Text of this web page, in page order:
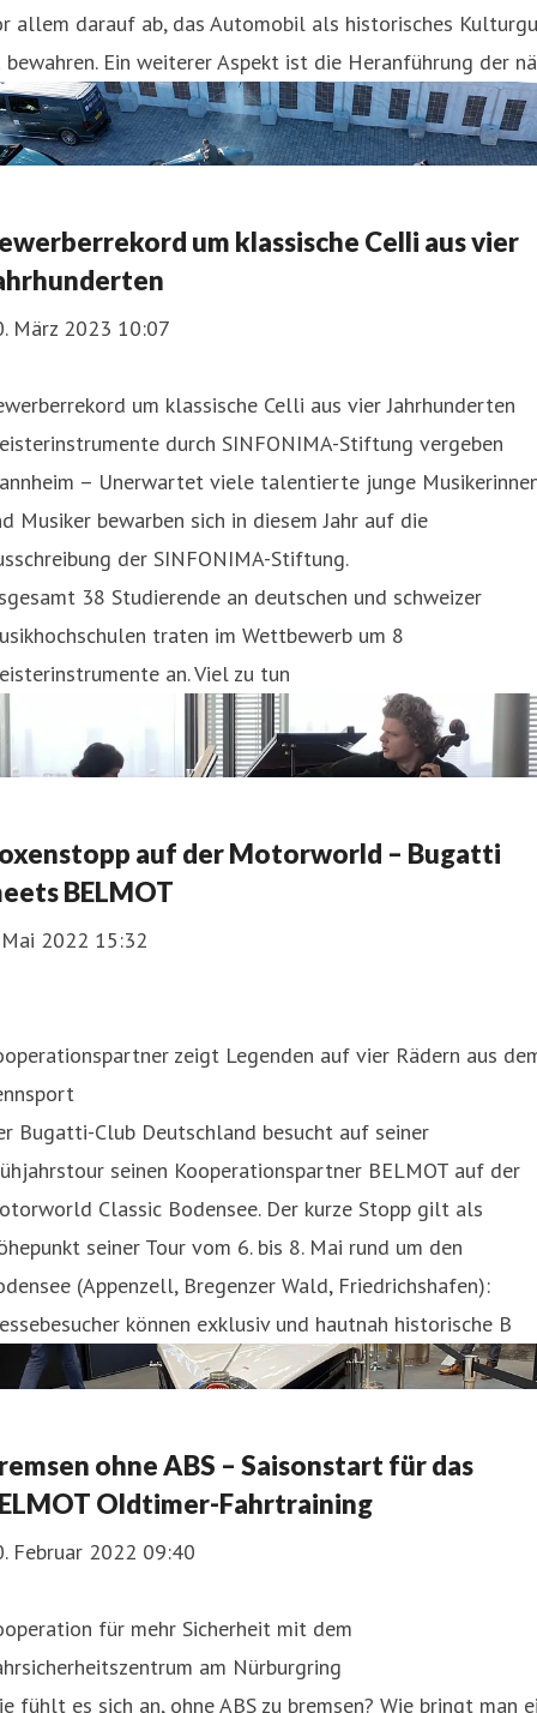
allem darauf ab, das Automobil als historisches
bewahren. Ein weiterer Aspekt ist die Heranführung der nä
um klassische Celli aus vier
März 2023 10:07
um klassische Celli aus vier Jahrhunderten
durch SINFONIMA-Stiftung vergeben
– Unerwartet viele talentierte junge
Musiker bewarben sich in diesem Jahr auf die
der SINFONIMA-Stiftung.
38 Studierende an deutschen und schweizer
traten im Wettbewerb um 8
an. Viel zu tun
auf der Motorworld – Bugatti
BELMOT
2022 15:32
zeigt Legenden auf vier Rädern aus
Bugatti-Club Deutschland besucht auf seiner
seinen Kooperationspartner BELMOT auf der
Classic Bodensee. Der kurze Stopp gilt als
seiner Tour vom 6. bis 8. Mai rund um den
(Appenzell, Bregenzer Wald, Friedrichshafen):
können exklusiv und hautnah historische B
ohne ABS – Saisonstart für das
Oldtimer-Fahrtraining
Februar 2022 09:40
für mehr Sicherheit mit dem
am Nürburgring
fühlt es sich an, ohne ABS zu bremsen? Wie bringt man